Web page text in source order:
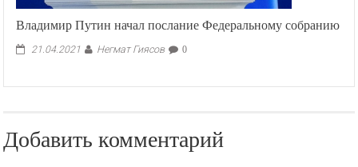
Владимир Путин начал послание Федеральному собранию
21.04.2021 Негмат Гиясов 0
Добавить комментарий